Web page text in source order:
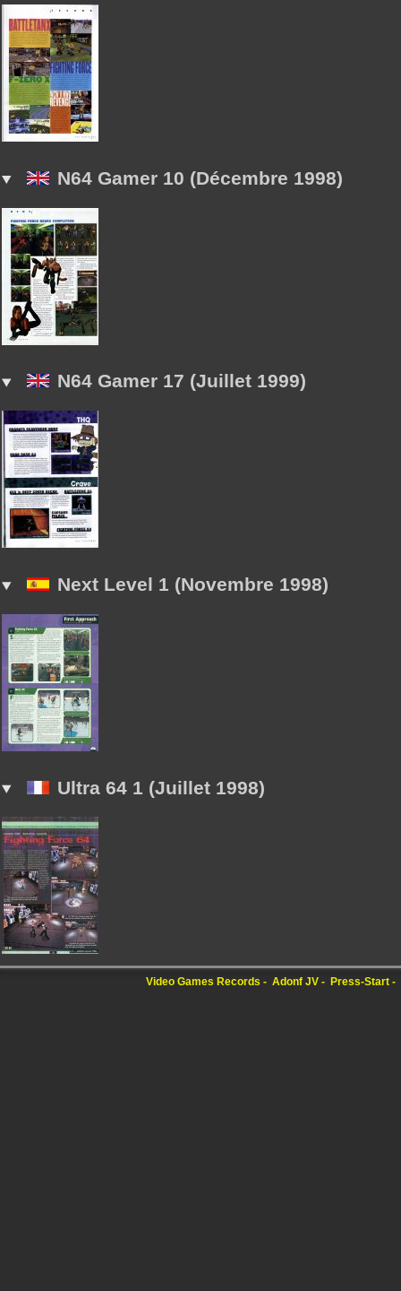
N64 Gamer 10 (Décembre 1998)
N64 Gamer 17 (Juillet 1999)
Next Level 1 (Novembre 1998)
Ultra 64 1 (Juillet 1998)
Video Games Records Adonf JV Press-Start